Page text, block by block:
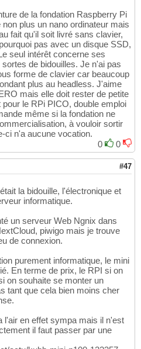
de la fondation Raspberry Pi
plus un nano ordinateur mais
fait qu'il soit livré sans clavier,
pas avec un disque SSD,
seul intérêt concerne ses
de bidouilles. Je n'ai pas
forme de clavier car beaucoup
plus au headless. J'aime
mais elle doit rester de petite
le RPi PICO, double emploi
même si la fondation ne
à vouloir sortir
ci n'a aucune vocation.
0
0
#47
la bidouille, l'électronique et
informatique.
un serveur Web Ngnix dans
piwigo mais je trouve
de connexion.
purement informatique, le mini
En terme de prix, le RPI si on
on souhaite se monter un
tant que cela bien moins cher
l'air en effet sympa mais il n'est
il faut passer par une